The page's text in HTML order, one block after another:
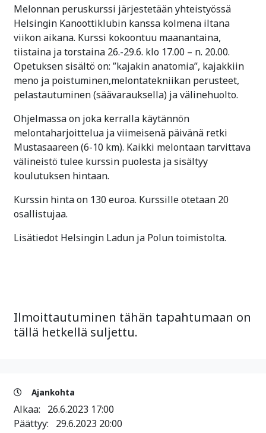
Melonnan peruskurssi järjestetään yhteistyössä
Helsingin Kanoottiklubin kanssa kolmena iltana
viikon aikana. Kurssi kokoontuu maanantaina,
tiistaina ja torstaina 26.-29.6. klo 17.00 – n. 20.00.
Opetuksen sisältö on: ”kajakin anatomia”, kajakkiin
meno ja poistuminen,melontatekniikan perusteet,
pelastautuminen (säävarauksella) ja välinehuolto.
Ohjelmassa on joka kerralla käytännön
melontaharjoittelua ja viimeisenä päivänä retki
Mustasaareen (6-10 km). Kaikki melontaan tarvittava
välineistö tulee kurssin puolesta ja sisältyy
koulutuksen hintaan.
Kurssin hinta on 130 euroa. Kurssille otetaan 20
osallistujaa.
Lisätiedot Helsingin Ladun ja Polun toimistolta.
Ilmoittautuminen tähän tapahtumaan on
tällä hetkellä suljettu.
Ajankohta
Alkaa: 26.6.2023 17:00
Päättyy: 29.6.2023 20:00